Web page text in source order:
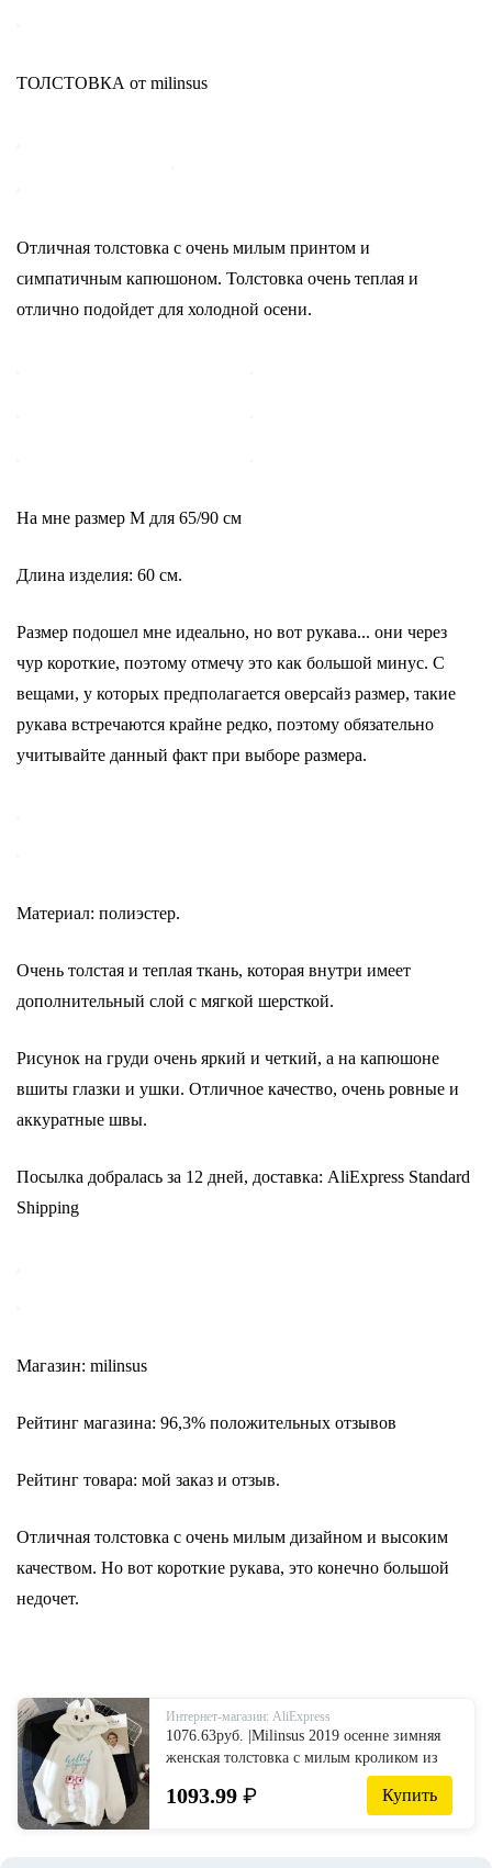
ТОЛСТОВКА от milinsus
Отличная толстовка с очень милым принтом и
симпатичным капюшоном. Толстовка очень теплая и
отлично подойдет для холодной осени.
На мне размер М для 65/90 см
Длина изделия: 60 см.
Размер подошел мне идеально, но вот рукава... они через
чур короткие, поэтому отмечу это как большой минус. С
вещами, у которых предполагается оверсайз размер, такие
рукава встречаются крайне редко, поэтому обязательно
учитывайте данный факт при выборе размера.
Материал: полиэстер.
Очень толстая и теплая ткань, которая внутри имеет
дополнительный слой с мягкой шерсткой.
Рисунок на груди очень яркий и четкий, а на капюшоне
вшиты глазки и ушки. Отличное качество, очень ровные и
аккуратные швы.
Посылка добралась за 12 дней, доставка: AliExpress Standard
Shipping
Магазин: milinsus
Рейтинг магазина: 96,3% положительных отзывов
Рейтинг товара: мой заказ и отзыв.
Отличная толстовка с очень милым дизайном и высоким
качеством. Но вот короткие рукава, это конечно большой
недочет.
Интернет-магазин: AliExpress
1076.63руб. |Milinsus 2019 осенне зимняя
женская толстовка с милым кроликом из
мультфильма, Объемная толстовка с
капюшоном, пуловеры с кроликом, топы с
1093.99 ₽ Купить